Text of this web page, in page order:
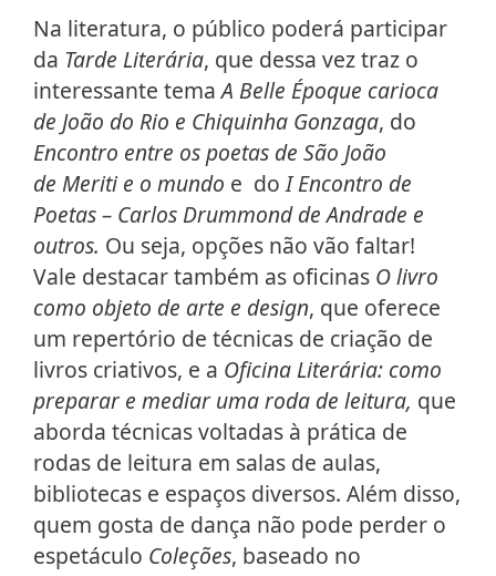
Na literatura, o público poderá participar
da Tarde Literária, que dessa vez traz o
interessante temaA Belle Époque carioca
de João do Rio e Chiquinha Gonzaga, do
Encontro entre os poetas de São João
de Meriti e o mundo e doI Encontro de
Poetas – Carlos Drummond de Andrade e
outros. Ou seja, opções não vão faltar!
Vale destacar também as oficinas O livro
como objeto de arte e design, que oferece
um repertório de técnicas de criação de
livros criativos, e a Oficina Literária: como
preparar e mediar uma roda de leitura, que
aborda técnicas voltadas à prática de
rodas de leitura em salas de aulas,
bibliotecas e espaços diversos. Além disso,
quem gosta de dança não pode perder o
espetáculo Coleções, baseado no